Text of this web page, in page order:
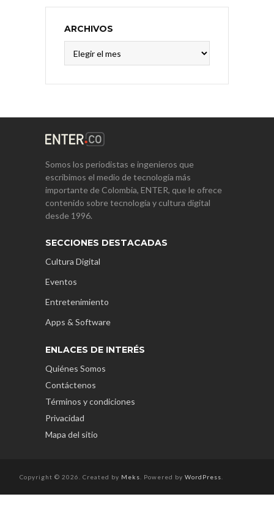
ARCHIVOS
Somos los periodistas e ingenieros que
escribimos el medio de tecnología más
importante de Colombia, ENTER, que le ofrece
contenido sobre tecnología y cultura digital
desde 1996.
SECCIONES DESTACADAS
Cultura Digital
Eventos
Entretenimiento
Apps & Software
ENLACES DE INTERÉS
Quiénes Somos
Contáctenos
Términos y condiciones
Privacidad
Mapa del sitio
Copyright © 2026. Created by Meks . Powered by WordPress